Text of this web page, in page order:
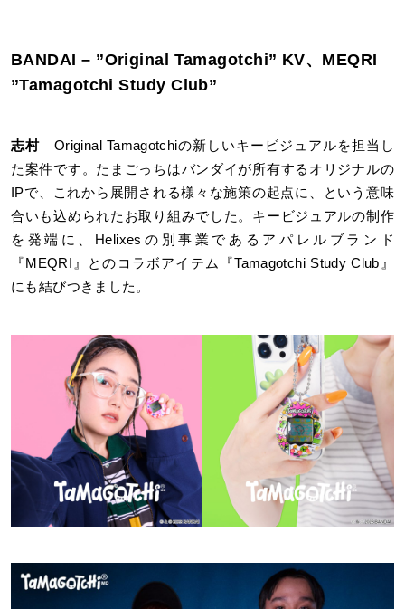
BANDAI – ”Original Tamagotchi” KV、MEQRI
”Tamagotchi Study Club”
志村Original Tamagotchiの新しいキービジュアルを担当し
た案件です。たまごっちはバンダイが所有するオリジナルの
IPで、これから展開される様々な施策の起点に、という意味
合いも込められたお取り組みでした。キービジュアルの制作
を発端に、Helixesの別事業であるアパレルブランド
『MEQRI』とのコラボアイテム『Tamagotchi Study Club』
にも結びつきました。